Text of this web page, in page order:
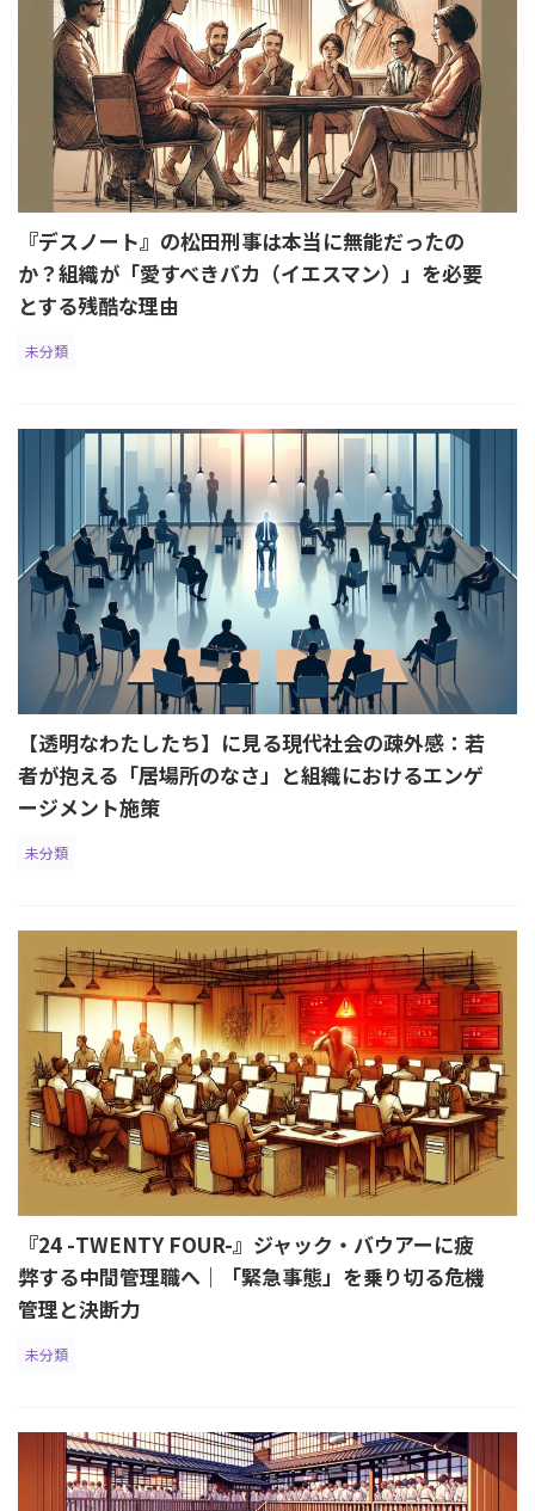
『デスノート』の松田刑事は本当に無能だったの
か？組織が「愛すべきバカ（イエスマン）」を必要
とする残酷な理由
未分類
【透明なわたしたち】に見る現代社会の疎外感：若
者が抱える「居場所のなさ」と組織におけるエンゲ
ージメント施策
未分類
『24 -TWENTY FOUR-』ジャック・バウアーに疲
弊する中間管理職へ｜「緊急事態」を乗り切る危機
管理と決断力
未分類